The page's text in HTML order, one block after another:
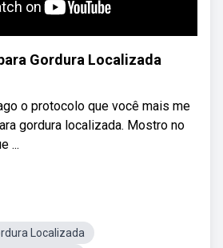
Gordura Localizada
o protocolo que você mais me
gordura localizada. Mostro no
...
Localizada